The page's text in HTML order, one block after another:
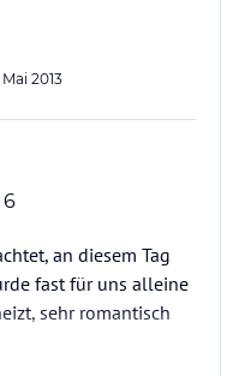
war sehr
2013
6
an diesem Tag
fast für uns alleine
sehr romantisch